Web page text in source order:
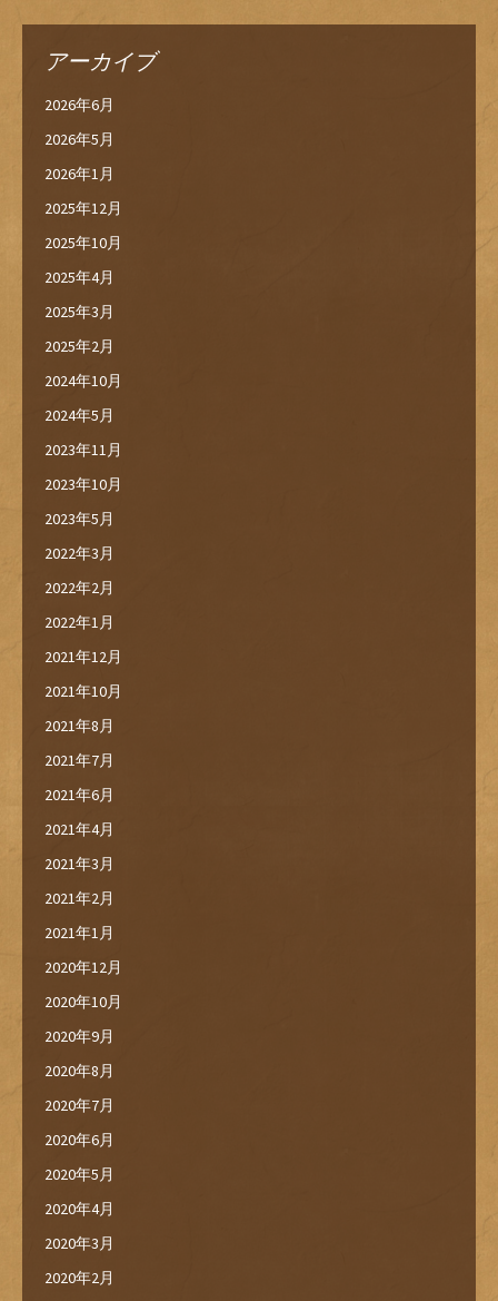
アーカイブ
2026年6月
2026年5月
2026年1月
2025年12月
2025年10月
2025年4月
2025年3月
2025年2月
2024年10月
2024年5月
2023年11月
2023年10月
2023年5月
2022年3月
2022年2月
2022年1月
2021年12月
2021年10月
2021年8月
2021年7月
2021年6月
2021年4月
2021年3月
2021年2月
2021年1月
2020年12月
2020年10月
2020年9月
2020年8月
2020年7月
2020年6月
2020年5月
2020年4月
2020年3月
2020年2月